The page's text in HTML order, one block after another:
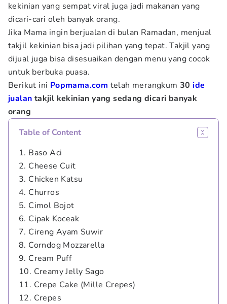
kekinian yang sempat viral juga jadi makanan yang
dicari-cari oleh banyak orang.
Jika Mama ingin berjualan di bulan Ramadan, menjual
takjil kekinian bisa jadi pilihan yang tepat. Takjil yang
dijual juga bisa disesuaikan dengan menu yang cocok
untuk berbuka puasa.
Berikut ini Popmama.com telah merangkum30ide
jualan takjil kekinian yang sedang dicari banyak
orang
Table of Content
1. Baso Aci
2. Cheese Cuit
3. Chicken Katsu
4. Churros
5. Cimol Bojot
6. Cipak Koceak
7. Cireng Ayam Suwir
8. Corndog Mozzarella
9. Cream Puff
10. Creamy Jelly Sago
11. Crepe Cake (Mille Crepes)
12. Crepes